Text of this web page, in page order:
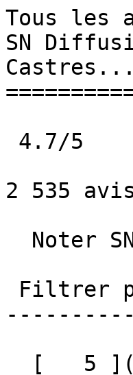
Tous les
SN
2 535